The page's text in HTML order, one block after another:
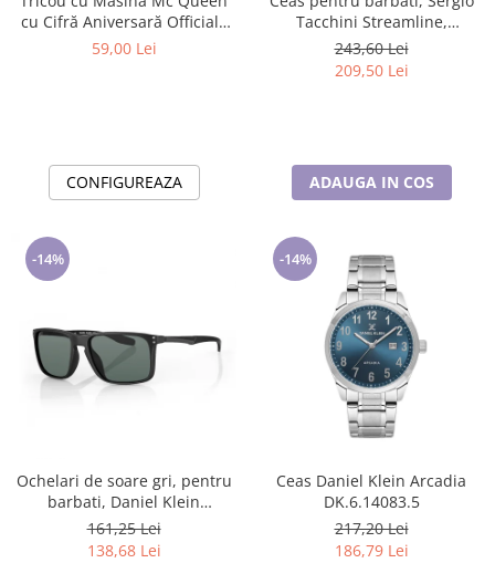
cu Cifră Aniversară Official|
Cadou Personalizat e-CADOU
59,00 Lei
CONFIGUREAZA
Tacchini Streamline,
ST.1.10116.2
243,60 Lei
209,50 Lei
ADAUGA IN COS
-14%
Ochelari de soare gri, pentru
barbati, Daniel Klein
Sunglasses, DK3250-2
161,25 Lei
138,68 Lei
-14%
Ceas Daniel Klein Arcadia
DK.6.14083.5
217,20 Lei
186,79 Lei